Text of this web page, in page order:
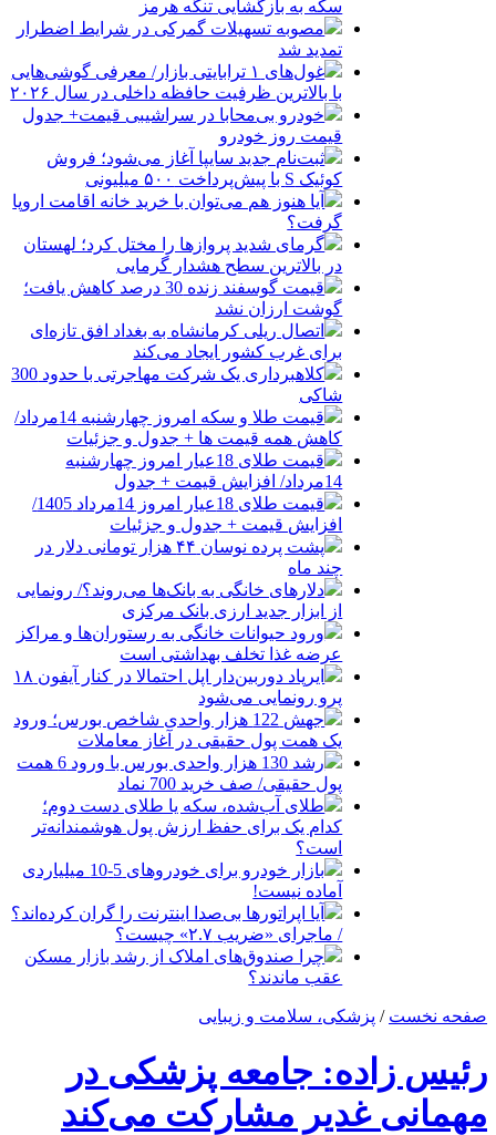
سکه به بازگشایی تنگه هرمز
مصوبه تسهیلات گمرکی در شرایط اضطرار
تمدید شد
غول‌های ۱ ترابایتی بازار/ معرفی گوشی‌هایی
با بالاترین ظرفیت حافظه داخلی در سال ۲۰۲۶
خودرو بی‌محابا در سراشیبی قیمت+ جدول
قیمت روز خودرو
ثبت‌نام جدید سایپا آغاز می‌شود؛ فروش
کوئیک S با پیش‌پرداخت ۵۰۰ میلیونی
آیا هنوز هم می‌توان با خرید خانه اقامت اروپا
گرفت؟
گرمای شدید پروازها را مختل کرد؛ لهستان
در بالاترین سطح هشدار گرمایی
قیمت گوسفند زنده 30 درصد کاهش یافت؛
گوشت ارزان نشد
اتصال ریلی کرمانشاه به بغداد افق تازه‌ای
برای غرب کشور ایجاد می‌کند
کلاهبرداری یک شرکت مهاجرتی با حدود 300
شاکی
قیمت طلا و سکه امروز چهارشنبه 14مرداد/
کاهش همه قیمت ها + جدول و جزئیات
قیمت طلای 18عیار امروز چهارشنبه
14مرداد/ افزایش قیمت + جدول
قیمت طلای 18عیار امروز 14مرداد 1405/
افزایش قیمت + جدول و جزئیات
پشت پرده نوسان ۴۴ هزار تومانی دلار در
چند ماه
دلارهای خانگی به بانک‌ها می‌روند؟/ رونمایی
از ابزار جدید ارزی بانک مرکزی
ورود حیوانات خانگی به رستوران‌ها و مراکز
عرضه غذا تخلف بهداشتی است
ایرپاد دوربین‌دار اپل احتمالا در کنار آیفون ۱۸
پرو رونمایی می‌شود
جهش 122 هزار واحدی شاخص بورس؛ ورود
یک همت پول حقیقی در آغاز معاملات
رشد 130 هزار واحدی بورس با ورود 6 همت
پول حقیقی/ صف خرید 700 نماد
طلای آب‌شده، سکه یا طلای دست دوم؛
کدام یک برای حفظ ارزش پول هوشمندانه‌تر
است؟
بازار خودرو برای خودروهای 5-10 میلیاردی
آماده نیست!
آیا اپراتورها بی‌صدا اینترنت را گران کرده‌اند؟
/ ماجرای «ضریب ۲.۷» چیست؟
چرا صندوق‌های املاک از رشد بازار مسکن
عقب ماندند؟
صفحه نخست / پزشکی، سلامت و زیبایی
رئیس زاده: جامعه پزشکی در
مهمانی غدیر مشارکت می‌کند